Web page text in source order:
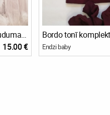
Bordo tonī kokvilnas auduma džemperis.62-140.izm.
15.00 € Endzi baby